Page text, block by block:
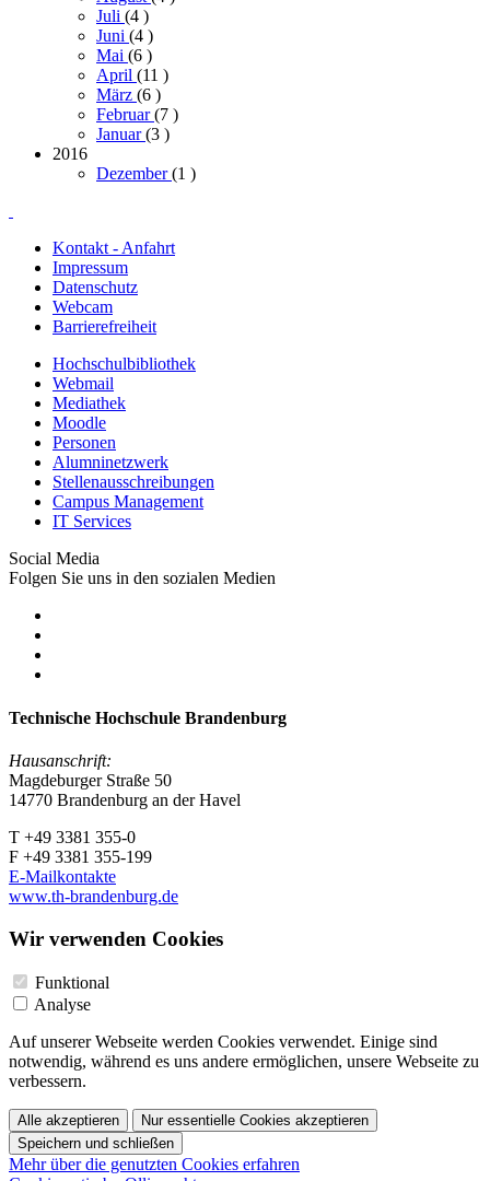
Juli (4 )
Juni (4 )
Mai (6 )
April (11 )
März (6 )
Februar(7 )
Januar(3 )
2016
Dezember(1 )
Kontakt - Anfahrt
Impressum
Datenschutz
Webcam
Barrierefreiheit
Hochschulbibliothek
Webmail
Mediathek
Moodle
Personen
Alumninetzwerk
Stellenausschreibungen
Campus Management
IT Services
Social Media
Folgen Sie uns in den sozialen Medien
Technische Hochschule Brandenburg
Hausanschrift:
Magdeburger Straße 50
14770 Brandenburg an der Havel
T +49 3381 355-0
F +49 3381 355-199
E-Mailkontakte
www.th-brandenburg.de
Wir verwenden Cookies
Funktional
Analyse
Auf unserer Webseite werden Cookies verwendet. Einige sind
notwendig, während es uns andere ermöglichen, unsere Webseite zu
verbessern.
Alle akzeptieren
Nur essentielle Cookies akzeptieren
Speichern und schließen
Mehr über die genutzten Cookies erfahren